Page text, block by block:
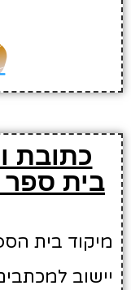
כתובת
בית ספר
מיקוד בית הספר:
יישוב